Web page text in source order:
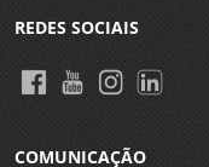
REDES SOCIAIS
COMUNICAÇÃO